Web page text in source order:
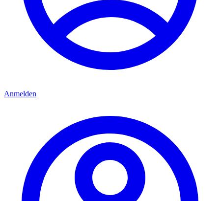
Anmelden